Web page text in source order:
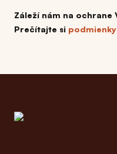
Záleží nám na ochrane
Prečítajte si